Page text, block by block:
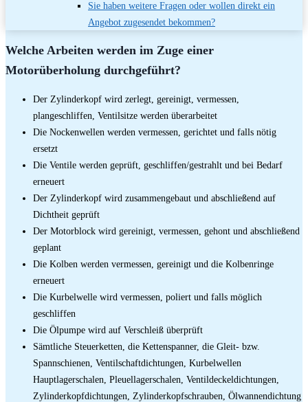
Sie haben weitere Fragen oder wollen direkt ein
Angebot zugesendet bekommen?
Welche Arbeiten werden im Zuge einer
Motorüberholung durchgeführt?
Der Zylinderkopf wird zerlegt, gereinigt, vermessen,
plangeschliffen, Ventilsitze werden überarbeitet
Die Nockenwellen werden vermessen, gerichtet und falls nötig
ersetzt
Die Ventile werden geprüft, geschliffen/gestrahlt und bei Bedarf
erneuert
Der Zylinderkopf wird zusammengebaut und abschließend auf
Dichtheit geprüft
Der Motorblock wird gereinigt, vermessen, gehont und abschließend
geplant
Die Kolben werden vermessen, gereinigt und die Kolbenringe
erneuert
Die Kurbelwelle wird vermessen, poliert und falls möglich
geschliffen
Die Ölpumpe wird auf Verschleiß überprüft
Sämtliche Steuerketten, die Kettenspanner, die Gleit- bzw.
Spannschienen, Ventilschaftdichtungen, Kurbelwellen
Hauptlagerschalen, Pleuellagerschalen, Ventildeckeldichtungen,
Zylinderkopfdichtungen, Zylinderkopfschrauben, Ölwannendichtung